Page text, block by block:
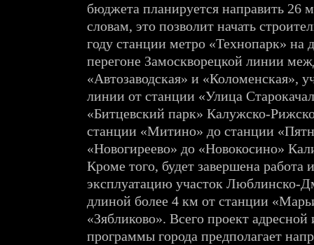
бюджета планируется направить 26
словам, это позволит начать
году станции метро «Технопарк» на
перегоне Замоскворецкой линии
«Автозаводская» и «Коломенская»,
линии от станции «Улица
«Битцевский парк» Калужско-
станции «Митино» до станции
«Новогиреево» до «Новокосино»
Кроме того, будет завершена работа
эксплуатацию участок Люблинско-
длиной более 4 км от станции
«Зябликово». Всего проект
программы города предполагает